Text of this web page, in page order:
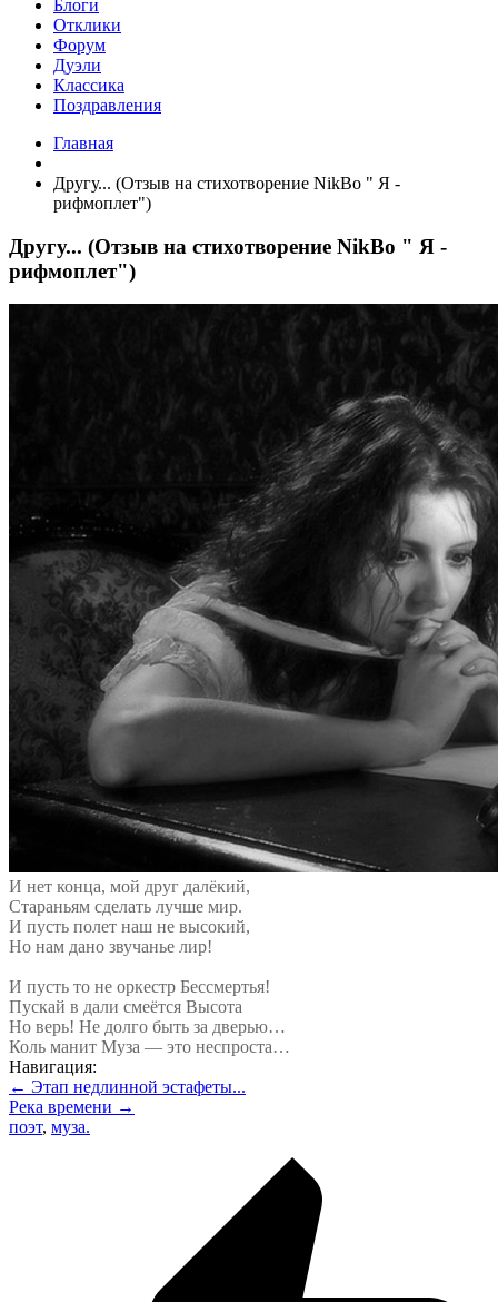
Блоги
Отклики
Форум
Дуэли
Классика
Поздравления
Главная
Другу... (Отзыв на стихотворение NikBo " Я -
рифмоплет")
Другу... (Отзыв на стихотворение NikBo " Я -
рифмоплет")
И нет конца, мой друг далёкий,
Стараньям сделать лучше мир.
И пусть полет наш не высокий,
Но нам дано звучанье лир!
И пусть то не оркестр Бессмертья!
Пускай в дали смеётся Высота
Но верь! Не долго быть за дверью…
Коль манит Муза — это неспроста…
Навигация:
← Этап недлинной эстафеты...
Река времени →
поэт, муза.